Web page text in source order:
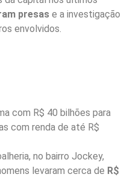
presas e a investigação
envolvidos.
no bairro Jockey,
levaram cerca de R$